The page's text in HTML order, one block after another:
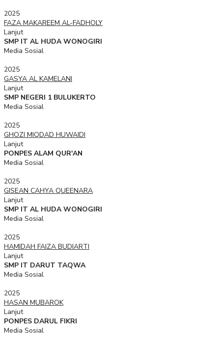
2025
FAZA MAKAREEM AL-FADHOLY
Lanjut
SMP IT AL HUDA WONOGIRI
Media Sosial
2025
GASYA AL KAMELANI
Lanjut
SMP NEGERI 1 BULUKERTO
Media Sosial
2025
GHOZI MIQDAD HUWAIDI
Lanjut
PONPES ALAM QUR'AN
Media Sosial
2025
GISEAN CAHYA QUEENARA
Lanjut
SMP IT AL HUDA WONOGIRI
Media Sosial
2025
HAMIDAH FAIZA BUDIARTI
Lanjut
SMP IT DARUT TAQWA
Media Sosial
2025
HASAN MUBAROK
Lanjut
PONPES DARUL FIKRI
Media Sosial